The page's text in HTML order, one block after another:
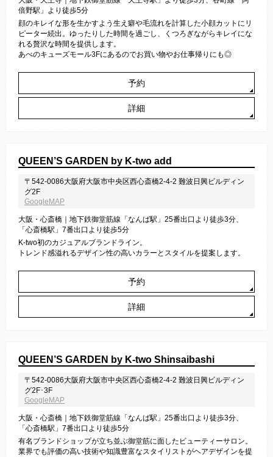
倍野駅」より徒歩5分
顔のキレイな形を生かすよう生え癖や毛流れを計算した小顔カットにリ
ピーター続出。ゆったりした時間を過ごし、くつろぎながらキレイにな
れる贅沢な時間を提供します。
あべのキューズモール3Fにあるのでお買い物やお仕事帰りにも◎
予約
詳細
QUEEN’S GARDEN by K-two add
〒542-0086大阪府大阪市中央区西心斎橋2-4-2 難波日興ビルディン
グ2F
GoogleMAP
大阪・心斎橋｜地下鉄御堂筋線「なんば駅」25番出口より徒歩3分、
「心斎橋駅」7番出口より徒歩5分
K-two初のカジュアルブランドライン。
トレンド感溢れるデザイン性の高いカラーとスタイルを提案します。
予約
詳細
QUEEN’S GARDEN by K-two Shinsaibashi
〒542-0086大阪府大阪市中央区西心斎橋2-4-2 難波日興ビルディン
グ2F･3F
GoogleMAP
大阪・心斎橋｜地下鉄御堂筋線「なんば駅」25番出口より徒歩3分、
「心斎橋駅」7番出口より徒歩5分
有名ブランドショップが立ち並ぶ御堂筋に面したビューティーサロン。
業界でも評価の高い技術や知識豊富なスタイリストがヘアデザインを提